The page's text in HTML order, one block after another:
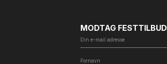
MODTAG FESTTILBUD